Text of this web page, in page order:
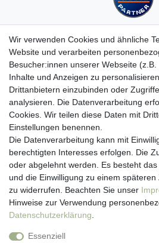
Kundenservice
Hotline: 07452 - 847 162 0
Kontakt
Anmelden
Registrieren
Newsletter
Versand & Lieferung
Zahlungsarten
viasalutis
Mehr zu viasalutis
Beratungscenter Haut
News
Wir verwenden Cookies und ähnliche
Website und verarbeiten
Besucher:innen unserer Webseite (z.B.
Inhalte und Anzeigen zu
Drittanbietern einzubinden oder
analysieren. Die Datenverarbeitung
Cookies. Wir teilen diese Daten mit
Einstellungen benennen.
Die Datenverarbeitung kann mit
berechtigten Interesses erfolgen. Die
oder abgelehnt werden. Es besteht
und die Einwilligung zu einem
zu widerrufen. Beachten Sie unser
Hinweise zur Verwendung
Daten­schutz­erklärung
Essenziell